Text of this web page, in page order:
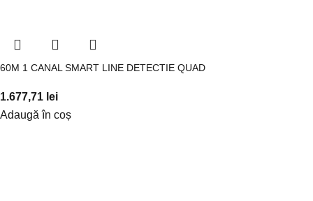
60M 1 CANAL SMART LINE DETECTIE QUAD
1.677,71 lei
Adaugă în coș